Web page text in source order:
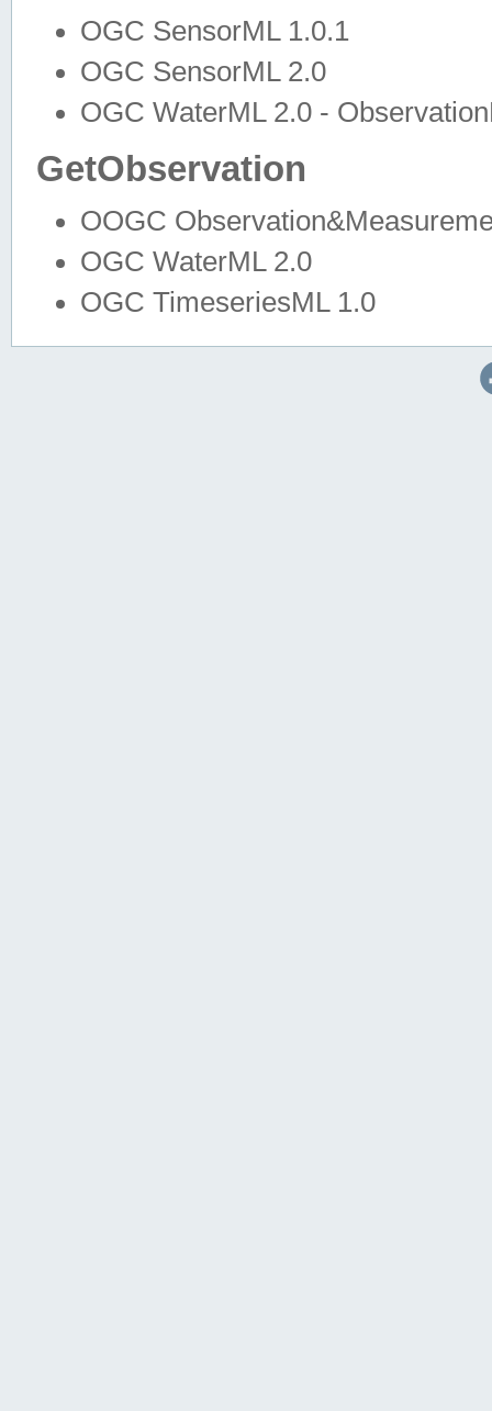
OGC SensorML 1.0.1
OGC SensorML 2.0
OGC WaterML 2.0 -
GetObservation
OOGC
OGC WaterML 2.0
OGC TimeseriesML 1.0